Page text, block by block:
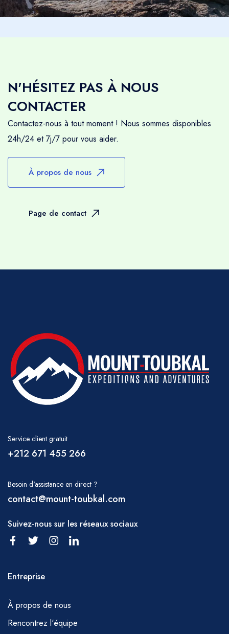
N'HÉSITEZ PAS À NOUS
CONTACTER
Contactez-nous à tout moment ! Nous sommes disponibles
24h/24 et 7j/7 pour vous aider.
À propos de nous
Page de contact
Service client gratuit
+212 671 455 266
Besoin d'assistance en direct ?
contact@mount-toubkal.com
Suivez-nous sur les réseaux sociaux
Entreprise
À propos de nous
Rencontrez l'équipe